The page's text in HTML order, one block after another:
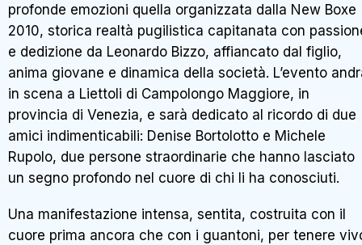
profonde emozioni quella organizzata dalla New Boxe
2010, storica realtà pugilistica capitanata con
e dedizione da Leonardo Bizzo, affiancato dal figlio,
anima giovane e dinamica della società. L’evento
in scena a Liettoli di Campolongo Maggiore, in
provincia di Venezia, e sarà dedicato al ricordo di due
amici indimenticabili: Denise Bortolotto e Michele
Rupolo, due persone straordinarie che hanno lasciato
un segno profondo nel cuore di chi li ha conosciuti.
Una manifestazione intensa, sentita, costruita con il
cuore prima ancora che con i guantoni, per tenere